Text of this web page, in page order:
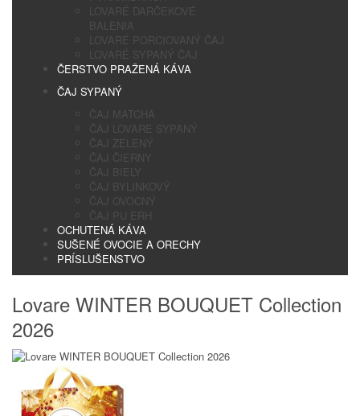
LOVARÉ DARČEKOVÉ
BALENIA
LOVARÉ PORCIOVANÝ ČAJ
LOVARÉ SYPANÝ ČAJ
ČERSTVO PRAŽENÁ KÁVA
ČAJ SYPANÝ
ČAJ MATCHA
ČAJ LOVARE SYPANÝ
ČAJ ZELENÝ
ČAJ ČIERNY
ČAJ BIELY
ČAJ BYLINKOVÝ
ČAJ OVOCNÝ
ČAJ PU ERH
OCHUTENÁ KÁVA
SUŠENÉ OVOCIE A ORECHY
PRÍSLUŠENSTVO
Lovare WINTER BOUQUET Collection
2026